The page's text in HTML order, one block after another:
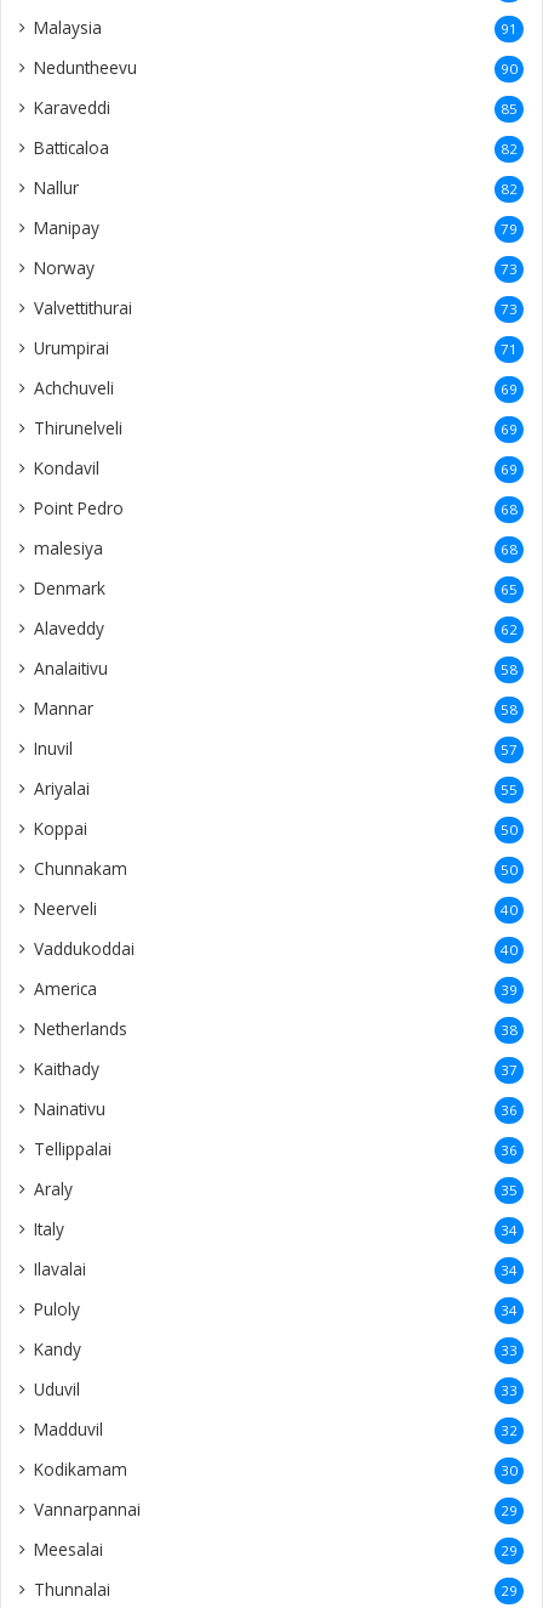
Malaysia 91
Neduntheevu 90
Karaveddi 85
Batticaloa 82
Nallur 82
Manipay 79
Norway 73
Valvettithurai 73
Urumpirai 71
Achchuveli 69
Thirunelveli 69
Kondavil 69
Point Pedro 68
malesiya 68
Denmark 65
Alaveddy 62
Analaitivu 58
Mannar 58
Inuvil 57
Ariyalai 55
Koppai 50
Chunnakam 50
Neerveli 40
Vaddukoddai 40
America 39
Netherlands 38
Kaithady 37
Nainativu 36
Tellippalai 36
Araly 35
Italy 34
Ilavalai 34
Puloly 34
Kandy 33
Uduvil 33
Madduvil 32
Kodikamam 30
Vannarpannai 29
Meesalai 29
Thunnalai 29